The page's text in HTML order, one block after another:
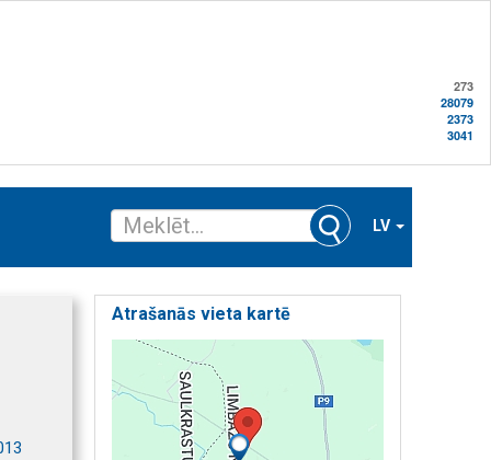
273
28079
2373
3041
LV
Atrašanās vieta kartē